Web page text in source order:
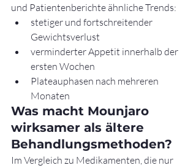
und Patientenberichte ähnliche Trends:
stetiger und fortschreitender
Gewichtsverlust
verminderter Appetit innerhalb der
ersten Wochen
Plateauphasen nach mehreren
Monaten
Was macht Mounjaro
wirksamer als ältere
Behandlungsmethoden?
Im Vergleich zu Medikamenten, die nur